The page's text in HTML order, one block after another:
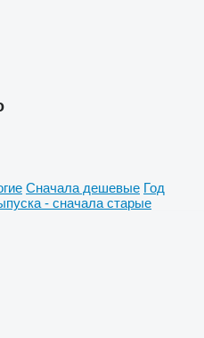
Сначала дешевые Год
- сначала старые